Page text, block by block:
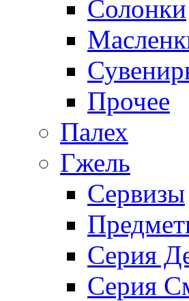
Солонки
Прочее
Палех
Гжель
Сервизы
Серия
Серия